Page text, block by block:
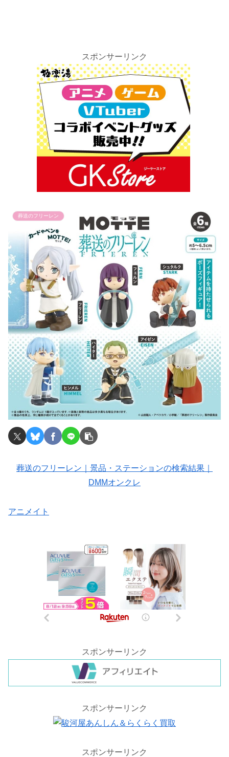
スポンサーリンク
葬送のフリーレン
葬送のフリーレン｜景品・ステーションの検索結果｜
DMMオンクレ
アニメイト
スポンサーリンク
スポンサーリンク
スポンサーリンク